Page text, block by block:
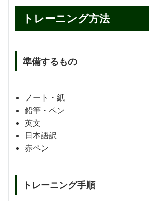
トレーニング方法
準備するもの
ノート・紙
鉛筆・ペン
英文
日本語訳
赤ペン
トレーニング手順